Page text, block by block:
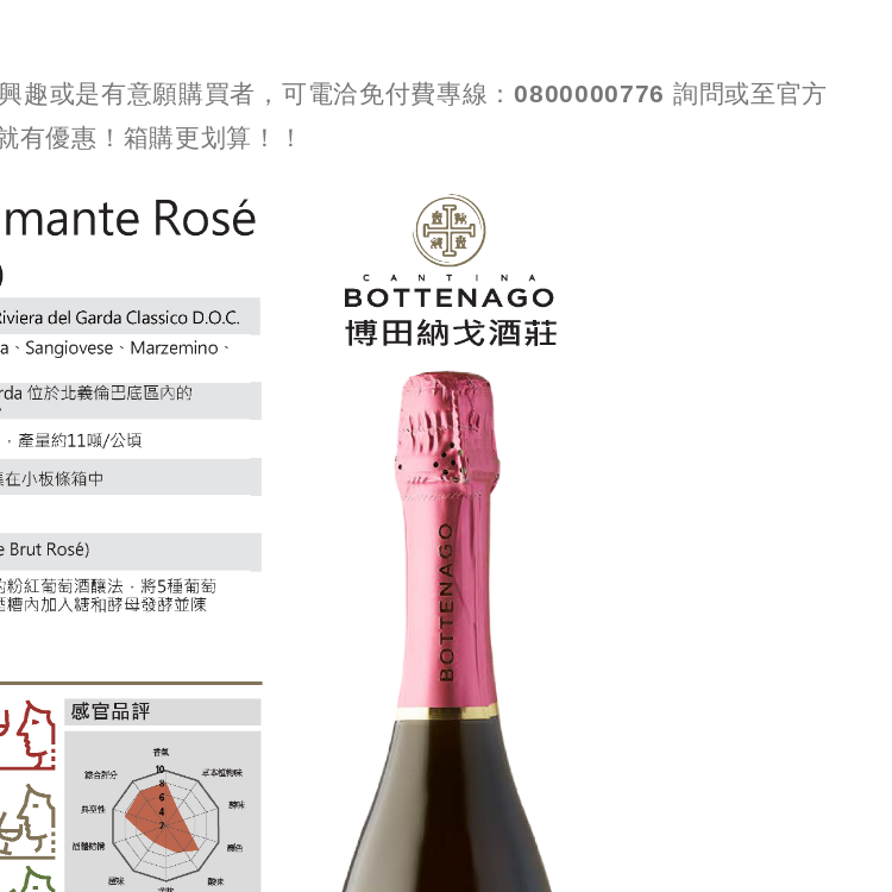
趣或是有意願購買者，可電洽免付費專線：0800000776 詢問或至官方
有優惠！箱購更划算！！